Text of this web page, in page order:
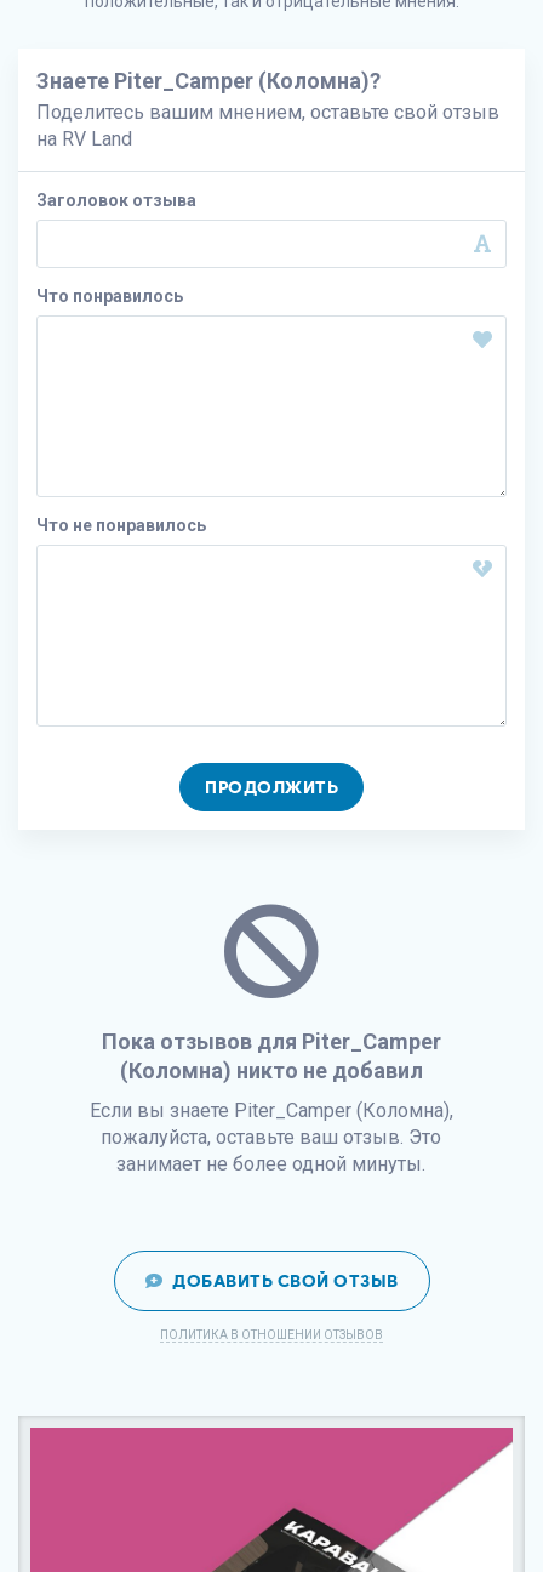
Знаете Piter_Camper (Коломна)?
Поделитесь вашим мнением, оставьте свой отзыв
на RV Land
Заголовок отзыва
Что понравилось
Что не понравилось
ПРОДОЛЖИТЬ
Пока отзывов для Piter_Camper
(Коломна) никто не добавил
Если вы знаете Piter_Camper (Коломна),
пожалуйста, оставьте ваш отзыв. Это
занимает не более одной минуты.
ДОБАВИТЬ СВОЙ ОТЗЫВ
ПОЛИТИКА В ОТНОШЕНИИ ОТЗЫВОВ